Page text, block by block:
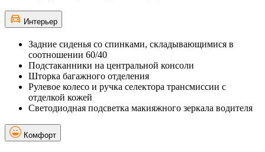
Интерьер
Задние сиденья со спинками, складывающимися в
соотношении 60/40
Подстаканники на центральной консоли
Шторка багажного отделения
Рулевое колесо и ручка селектора трансмиссии с
отделкой кожей
Светодиодная подсветка макияжного зеркала водителя
Комфорт